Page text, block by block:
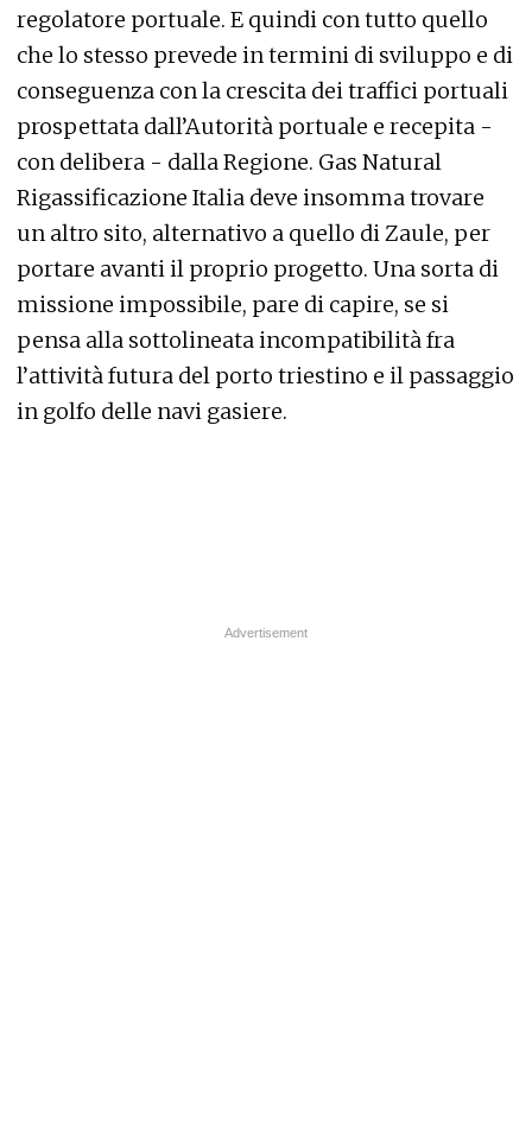
regolatore portuale. E quindi con tutto quello
che lo stesso prevede in termini di sviluppo e di
conseguenza con la crescita dei traffici portuali
prospettata dall’Autorità portuale e recepita -
con delibera - dalla Regione. Gas Natural
Rigassificazione Italia deve insomma trovare
un altro sito, alternativo a quello di Zaule, per
portare avanti il proprio progetto. Una sorta di
missione impossibile, pare di capire, se si
pensa alla sottolineata incompatibilità fra
l’attività futura del porto triestino e il passaggio
in golfo delle navi gasiere.